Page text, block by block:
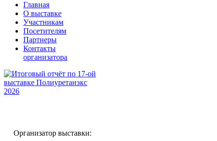
Главная
О выставке
Участникам
Посетителям
Партнеры
Контакты
организатора
Организатор выставки: